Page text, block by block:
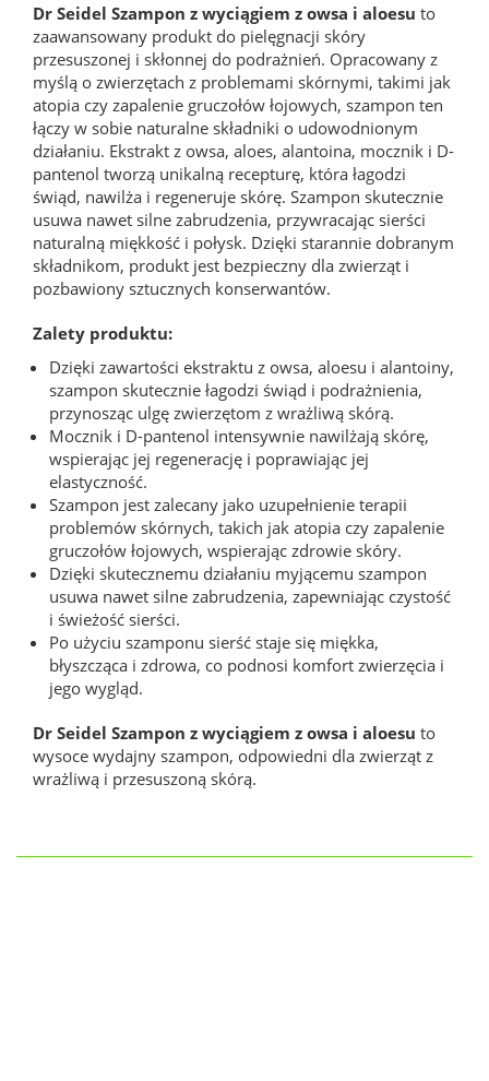
Dr Seidel Szampon z wyciągiem z owsa i aloesu to
zaawansowany produkt do pielęgnacji skóry
przesuszonej i skłonnej do podrażnień. Opracowany z
myślą o zwierzętach z problemami skórnymi, takimi jak
atopia czy zapalenie gruczołów łojowych, szampon ten
łączy w sobie naturalne składniki o udowodnionym
działaniu. Ekstrakt z owsa, aloes, alantoina, mocznik i D-
pantenol tworzą unikalną recepturę, która łagodzi
świąd, nawilża i regeneruje skórę. Szampon skutecznie
usuwa nawet silne zabrudzenia, przywracając sierści
naturalną miękkość i połysk. Dzięki starannie dobranym
składnikom, produkt jest bezpieczny dla zwierząt i
pozbawiony sztucznych konserwantów.
Zalety produktu:
Dzięki zawartości ekstraktu z owsa, aloesu i alantoiny,
szampon skutecznie łagodzi świąd i podrażnienia,
przynosząc ulgę zwierzętom z wrażliwą skórą.
Mocznik i D-pantenol intensywnie nawilżają skórę,
wspierając jej regenerację i poprawiając jej
elastyczność.
Szampon jest zalecany jako uzupełnienie terapii
problemów skórnych, takich jak atopia czy zapalenie
gruczołów łojowych, wspierając zdrowie skóry.
Dzięki skutecznemu działaniu myjącemu szampon
usuwa nawet silne zabrudzenia, zapewniając czystość
i świeżość sierści.
Po użyciu szamponu sierść staje się miękka,
błyszcząca i zdrowa, co podnosi komfort zwierzęcia i
jego wygląd.
Dr Seidel Szampon z wyciągiem z owsa i aloesu to
wysoce wydajny szampon, odpowiedni dla zwierząt z
wrażliwą i przesuszoną skórą.